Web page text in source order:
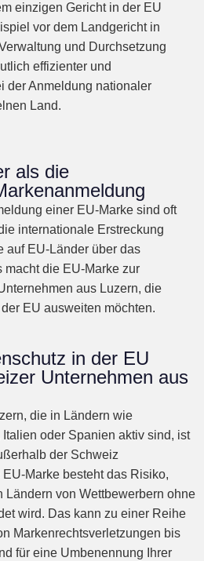
einzigen Gericht in der EU
vor dem Landgericht in
und Durchsetzung
effizienter und
der Anmeldung nationaler
Land.
als die
einer EU-Marke sind oft
internationale Erstreckung
auf EU-Länder über das
macht die EU-Marke zur
aus Luzern, die
EU ausweiten möchten.
in der EU
Unternehmen aus
die in Ländern wie
oder Spanien aktiv sind, ist
der Schweiz
Marke besteht das Risiko,
Ländern von Wettbewerbern ohne
wird. Das kann zu einer Reihe
Markenrechtsverletzungen bis
für eine Umbenennung Ihrer